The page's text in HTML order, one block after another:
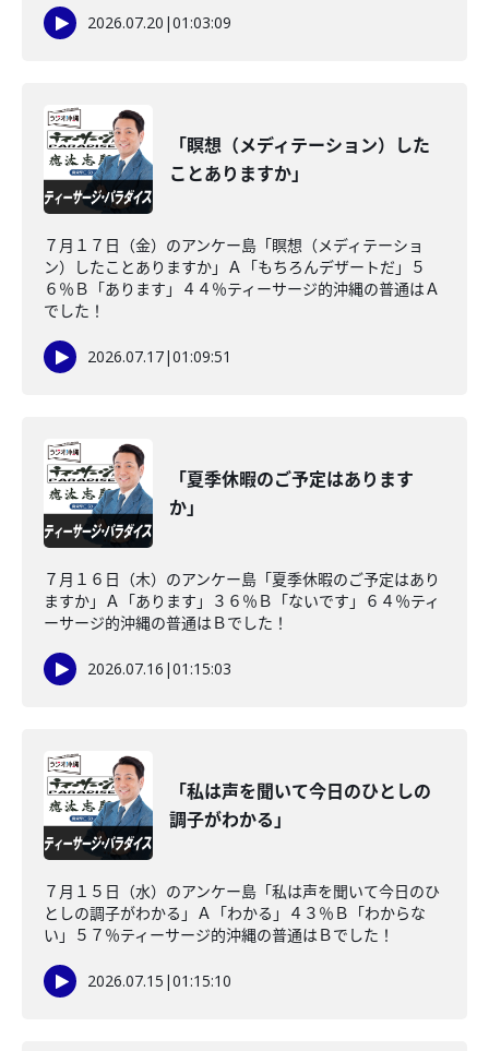
2026.07.20 |01:03:09
「瞑想（メディテーション）した
ことありますか」
７月１７日（金）のアンケー島「瞑想（メディテーショ
ン）したことありますか」Ａ「もちろんデザートだ」５
６％Ｂ「あります」４４％ティーサージ的沖縄の普通はＡ
でした！
2026.07.17|01:09:51
「夏季休暇のご予定はあります
か」
７月１６日（木）のアンケー島「夏季休暇のご予定はあり
ますか」Ａ「あります」３６％Ｂ「ないです」６４％ティ
ーサージ的沖縄の普通はＢでした！
2026.07.16 |01:15:03
「私は声を聞いて今日のひとしの
調子がわかる」
７月１５日（水）のアンケー島「私は声を聞いて今日のひ
としの調子がわかる」Ａ「わかる」４３％Ｂ「わからな
い」５７％ティーサージ的沖縄の普通はＢでした！
2026.07.15 |01:15:10